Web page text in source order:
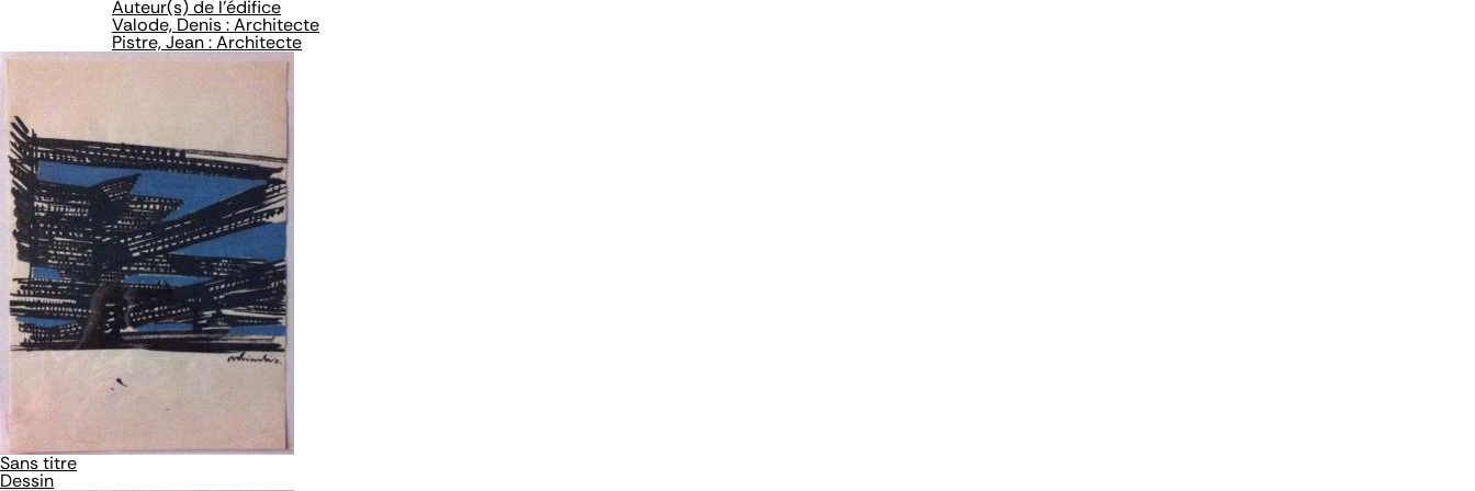
Auteur(s) de l'édifice
Valode, Denis : Architecte
Pistre, Jean : Architecte
Sans titre
Dessin